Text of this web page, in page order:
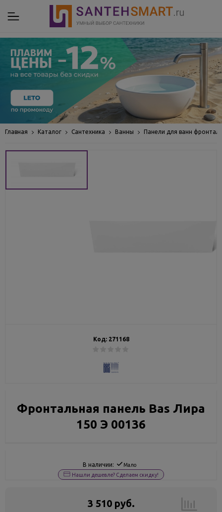
Главная Каталог Сантехника Ванны Панели для ванн
Код: 271168
Фронтальная панель Bas Лира
150 Э 00136
В наличии: Мало
Нашли дешевле? Сделаем скидку!
3 510 руб.